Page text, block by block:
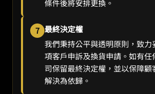
條件後將安排更換。
7 最終決定權
我們秉持公平與透明原則，致力
項客戶申訴及換貨申請。如有任
司保留最終決定權，並以保障顧
解決為依歸。